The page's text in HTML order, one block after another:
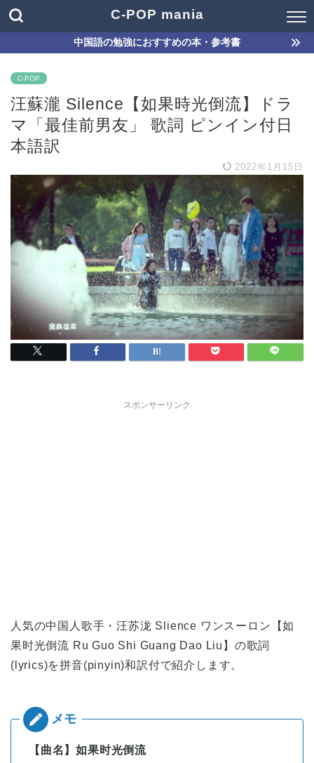
C-POP mania
中国語の勉強におすすめの本・参考書
C-POP
汪蘇瀧 Silence【如果時光倒流】ドラ
マ「最佳前男友」 歌詞 ピンイン付日
本語訳
2022年1月15日
スポンサーリンク
人気の中国人歌手・汪苏泷 Slience ワンスーロン【如
果时光倒流 Ru Guo Shi Guang Dao Liu】の歌詞
(lyrics)を拼音(pinyin)和訳付で紹介します。
【曲名】如果时光倒流